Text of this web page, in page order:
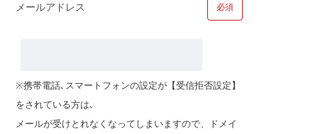
メールアドレス 必須
※携帯電話､スマートフォンの設定が【受信拒否設定】
をされている方は､
メールが受けとれなくなってしまいますので、ドメイ
■問１３.ご職業についてお聞かせください
その他